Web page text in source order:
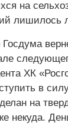
на
лишилось
ХК
в
на
некуда.